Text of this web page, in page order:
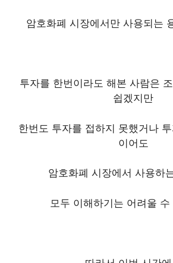
암호화폐 시장에서만 사용되는
투자를 한번이라도 해본 사람은
쉽겠지만
한번도 투자를 접하지 못했거나
이어도
암호화폐 시장에서 사용하
모두 이해하기는 어려울